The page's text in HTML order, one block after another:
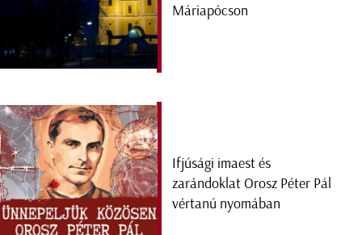
Máriapócson
Ifjúsági imaest és
zarándoklat Orosz Péter Pál
vértanú nyomában